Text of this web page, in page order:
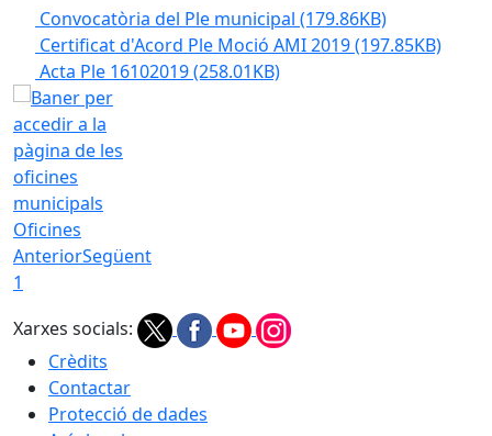
Convocatòria del Ple municipal (179.86KB)
Certificat d'Acord Ple Moció AMI 2019(197.85KB)
Acta Ple 16102019(258.01KB)
Oficines
AnteriorSegüent
1
Xarxes socials:
Crèdits
Contactar
Protecció de dades